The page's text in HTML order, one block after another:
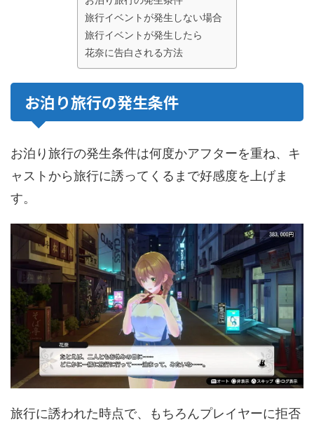
旅行イベントが発生しない場合
旅行イベントが発生したら
花奈に告白される方法
お泊り旅行の発生条件
お泊り旅行の発生条件は何度かアフターを重ね、キ
ャストから旅行に誘ってくるまで好感度を上げま
す。
旅行に誘われた時点で、もちろんプレイヤーに拒否